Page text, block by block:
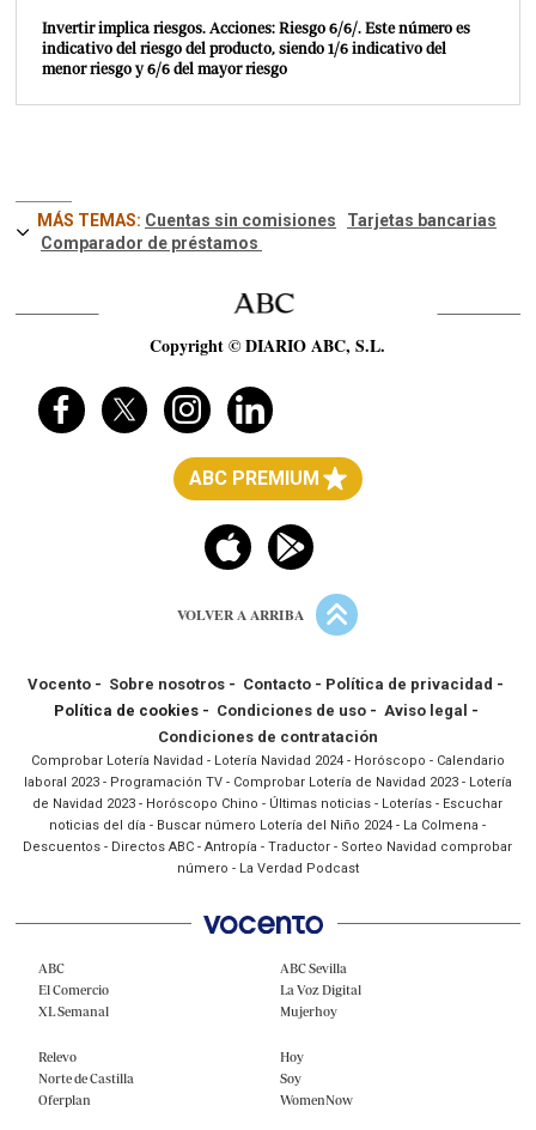
Invertir implica riesgos. Acciones: Riesgo 6/6/. Este número es
indicativo del riesgo del producto, siendo 1/6 indicativo del
menor riesgo y 6/6 del mayor riesgo
MÁS TEMAS: Cuentas sin comisiones
Tarjetas bancarias
Comparador de préstamos
Copyright © DIARIO ABC, S.L.
ABC PREMIUM
VOLVER A ARRIBA
Vocento - Sobre nosotros - Contacto - Política de privacidad -
Política de cookies - Condiciones de uso- Aviso legal -
Condiciones de contratación
Comprobar Lotería Navidad - Lotería Navidad 2024- Horóscopo - Calendario
laboral 2023- Programación TV- Comprobar Lotería de Navidad 2023- Lotería
de Navidad 2023 - Horóscopo Chino - Últimas noticias - Loterías - Escuchar
noticias del día - Buscar número Lotería del Niño 2024 - La Colmena -
Descuentos - Directos ABC -Antropía -Traductor - Sorteo Navidad comprobar
número - La Verdad Podcast
ABC
El Comercio
XL Semanal
ABC Sevilla
La Voz Digital
Mujerhoy
Relevo
Norte de Castilla
Oferplan
Hoy
Soy
WomenNow